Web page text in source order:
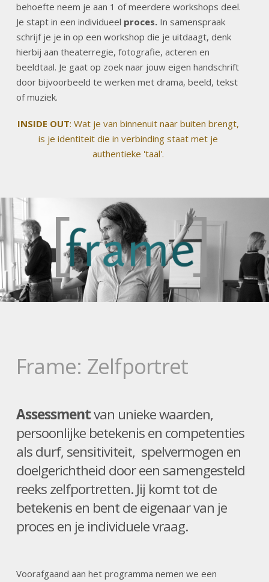
behoefte neem je aan 1 of meerdere workshops deel.
Je stapt in een individueel proces. In samenspraak
schrijf je je in op een workshop die je uitdaagt, denk
hierbij aan theaterregie, fotografie, acteren en
beeldtaal. Je gaat op zoek naar jouw eigen handschrift
door bijvoorbeeld te werken met drama, beeld, tekst
of muziek.
INSIDE OUT: Wat je van binnenuit naar buiten brengt,
is je identiteit die in verbinding staat met je
authentieke 'taal'.
Frame: Zelfportret
Assessmentvan unieke waarden,
persoonlijke betekenis en competenties
als durf, sensitiviteit, spelvermogen en
doelgerichtheid door een samengesteld
reeks zelfportretten. Jij komt tot de
betekenis en bent de eigenaar van je
proces en je individuele vraag.
Voorafgaand aan het programma nemen we een